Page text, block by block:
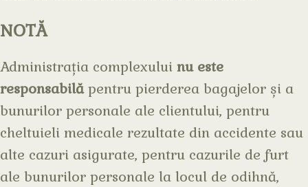
NOTĂ
Administrația complexului nu este
responsabilăpentru pierderea bagajelor și a
bunurilor personale ale clientului, pentru
cheltuieli medicale rezultate din accidente sau
alte cazuri asigurate, pentru cazurile de furt
ale bunurilor personale la locul de odihnă,